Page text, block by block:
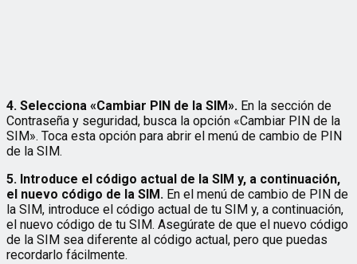
4. Selecciona «Cambiar PIN de la SIM». En la sección de
Contraseña y seguridad, busca la opción «Cambiar PIN de la
SIM». Toca esta opción para abrir el menú de cambio de PIN
de la SIM.
5. Introduce el código actual de la SIM y, a continuación,
el nuevo código de la SIM. En el menú de cambio de PIN de
la SIM, introduce el código actual de tu SIM y, a continuación,
el nuevo código de tu SIM. Asegúrate de que el nuevo código
de la SIM sea diferente al código actual, pero que puedas
recordarlo fácilmente.